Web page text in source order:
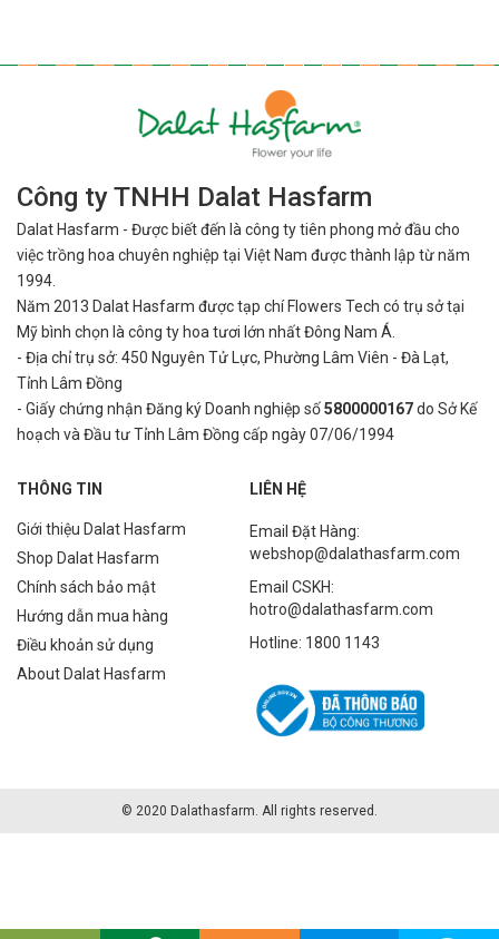
Công ty TNHH Dalat Hasfarm
Dalat Hasfarm - Được biết đến là công ty tiên phong mở đầu cho
việctrồng hoa chuyên nghiệp tại Việt Nam được thành lập từ năm
1994.
Năm 2013 Dalat Hasfarm được tạp chí Flowers Tech có trụ sở tại
Mỹ bình chọn là công ty hoa tươi lớn nhất Đông Nam Á.
- Địa chỉ trụ sở: 450 Nguyên Tử Lực, Phường Lâm Viên - Đà Lạt,
Tỉnh Lâm Đồng
- Giấy chứng nhận Đăng ký Doanh nghiệp số5800000167do Sở Kế
hoạch và Đầu tư Tỉnh Lâm Đồng cấp ngày 07/06/1994
THÔNG TIN
Giới thiệu Dalat Hasfarm
Shop Dalat Hasfarm
Chính sách bảo mật
Hướng dẫn mua hàng
Điều khoản sử dụng
About Dalat Hasfarm
LIÊN HỆ
Email Đặt Hàng:
webshop@dalathasfarm.com
Email CSKH:
hotro@dalathasfarm.com
Hotline: 1800 1143
© 2020 Dalathasfarm. All rights reserved.